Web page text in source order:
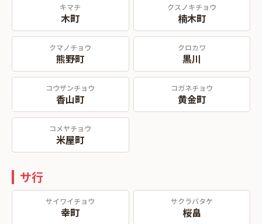
キマチ
木町
クスノキチョウ
楠木町
クマノチョウ
熊野町
クロカワ
黒川
コウザンチョウ
香山町
コガネチョウ
黄金町
コメヤチョウ
米屋町
サ行
サイワイチョウ
幸町
サクラバタケ
桜畠